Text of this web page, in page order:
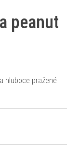
peanut
hluboce pražené